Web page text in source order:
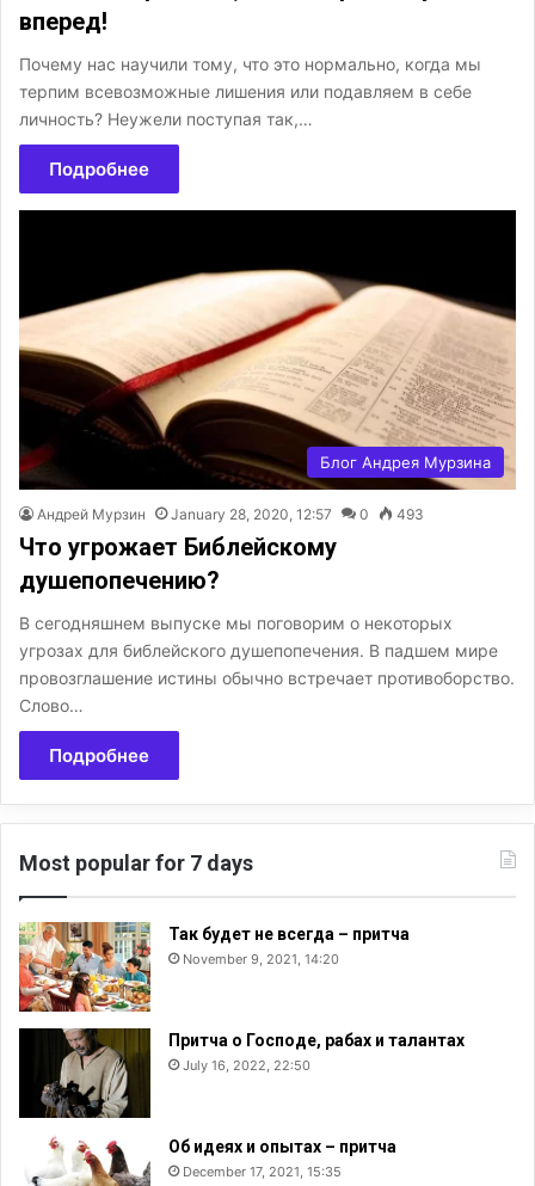
вперед!
Почему нас научили тому, что это нормально, когда мы
терпим всевозможные лишения или подавляем в себе
личность? Неужели поступая так,…
Подробнее
Блог Андрея Мурзина
Андрей Мурзин January 28, 2020, 12:57 0 493
Что угрожает Библейскому
душепопечению?
В сегодняшнем выпуске мы поговорим о некоторых
угрозах для библейского душепопечения. В падшем мире
провозглашение истины обычно встречает противоборство.
Слово…
Подробнее
Most popular for 7 days
Так будет не всегда – притча
November 9, 2021, 14:20
Притча о Господе, рабах и талантах
July 16, 2022, 22:50
Об идеях и опытах – притча
December 17, 2021, 15:35